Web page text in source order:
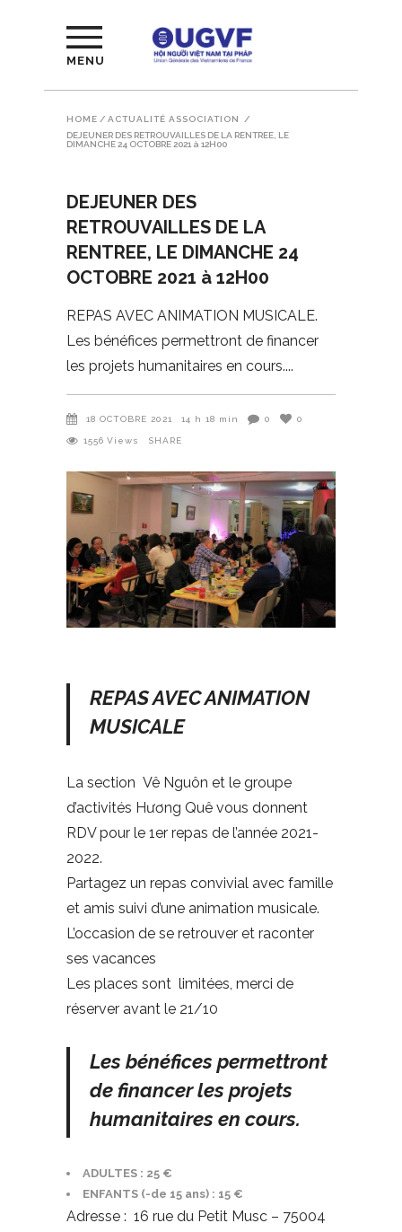
MENU
HOME / ACTUALITÉ ASSOCIATION
/
DEJEUNER DES RETROUVAILLES DE LA RENTREE, LE
DIMANCHE 24 OCTOBRE 2021 à 12H00
DEJEUNER DES
RETROUVAILLES DE LA
RENTREE, LE DIMANCHE 24
OCTOBRE 2021 à 12H00
REPAS AVEC ANIMATION MUSICALE.
Les bénéfices permettront de financer
les projets humanitaires en cours.
18 OCTOBRE 2021 14 h 18 min 0 0
1556 Views SHARE
REPAS AVEC ANIMATION
MUSICALE
La section Vê Nguôn et le groupe
d’activités Hương Quê vous donnent
RDV pour le 1er repas de l’année 2021-
2022.
Partagez un repas convivial avec famille
et amis suivi d’une animation musicale.
L’occasion de se retrouver et raconter
ses vacances
Les places sont limitées, merci de
réserver avant le 21/10
Les bénéfices permettront
de financer les projets
humanitaires en cours.
ADULTES : 25 €
ENFANTS (-de 15 ans) : 15 €
Adresse : 16 rue du Petit Musc – 75004